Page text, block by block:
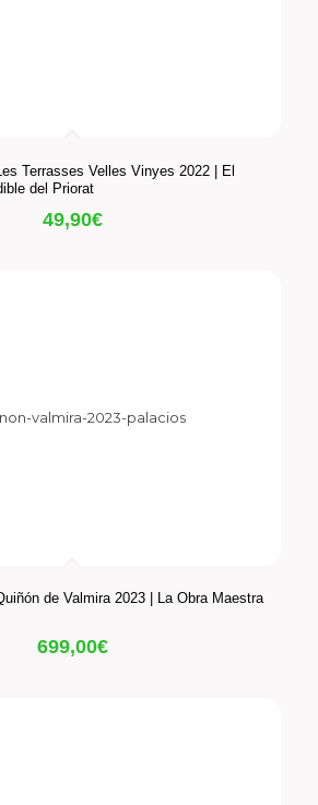
Terrasses Velles Vinyes 2022 | El
del Priorat
49,90€
de Valmira 2023 | La Obra Maestra
699,00€